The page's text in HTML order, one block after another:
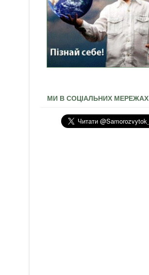
МИ В СОЦІАЛЬНИХ МЕРЕЖАХ